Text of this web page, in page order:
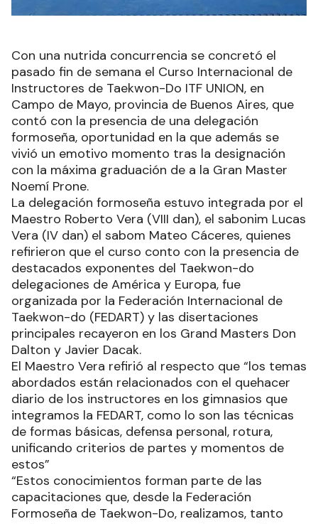
Con una nutrida concurrencia se concretó el
pasado fin de semana el Curso Internacional de
Instructores de Taekwon-Do ITF UNION, en
Campo de Mayo, provincia de Buenos Aires, que
contó con la presencia de una delegación
formoseña, oportunidad en la que además se
vivió un emotivo momento tras la designación
con la máxima graduación de a la Gran Master
Noemí Prone.
La delegación formoseña estuvo integrada por el
Maestro Roberto Vera (VIII dan), el sabonim Lucas
Vera (IV dan) el sabom Mateo Cáceres, quienes
refirieron que el curso conto con la presencia de
destacados exponentes del Taekwon-do
delegaciones de América y Europa, fue
organizada por la Federación Internacional de
Taekwon-do (FEDART) y las disertaciones
principales recayeron en los Grand Masters Don
Dalton y Javier Dacak.
El Maestro Vera refirió al respecto que “los temas
abordados están relacionados con el quehacer
diario de los instructores en los gimnasios que
integramos la FEDART, como lo son las técnicas
de formas básicas, defensa personal, rotura,
unificando criterios de partes y momentos de
estos”
“Estos conocimientos forman parte de las
capacitaciones que, desde la Federación
Formoseña de Taekwon-Do, realizamos, tanto